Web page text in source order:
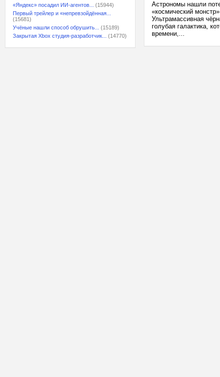
«Яндекс» посадил ИИ-агентов...
(15944)
Первый трейлер и «непревзойдённая...
(15681)
Учёные нашли способ обрушить...
(15189)
Закрытая Xbox студия-разработчик...
(14770)
Астрономы нашли
«космический
Ультрамассивная
голубая галактика,
времени,...